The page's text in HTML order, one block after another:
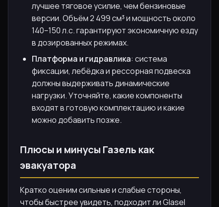
лучшее тяговое усилие, чем бензиновые
версии. Объём 2 499 см³ и мощность около
140–150 л.с. гарантируют экономичную езду
в дозированных режимах.
Платформа и гидравлика: система
фиксации, лебёдка и рессорная подвеска
должны выдерживать динамические
нагрузки. Уточняйте, какие компоненты
входят в готовую комплектацию и какие
можно добавить позже.
Плюсы и минусы Газель как
эвакуатора
Кратко оценим сильные и слабые стороны,
чтобы быстрее увидеть, подходит ли Glasel